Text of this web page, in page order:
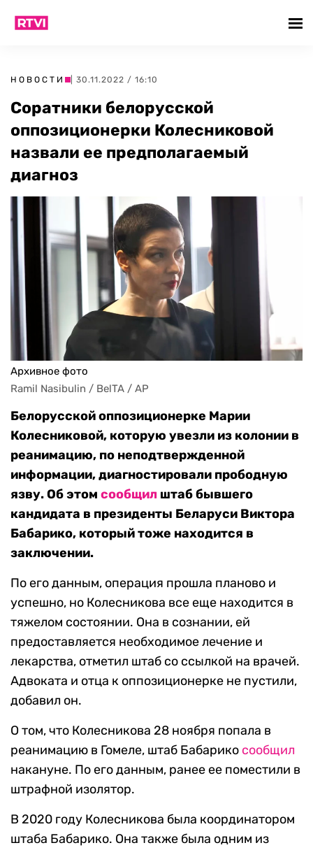
НОВОСТИ | 30.11.2022 / 16:10
Соратники белорусской
оппозиционерки Колесниковой
назвали ее предполагаемый
диагноз
Архивное фото
Ramil Nasibulin / BelTA / AP
Белорусской оппозиционерке Марии
Колесниковой, которую увезли из колонии в
реанимацию, по неподтвержденной
информации, диагностировали прободную
язву. Об этом сообщил штаб бывшего
кандидата в президенты Беларуси Виктора
Бабарико, который тоже находится в
заключении.
По его данным, операция прошла планово и
успешно, но Колесникова все еще находится в
тяжелом состоянии. Она в сознании, ей
предоставляется необходимое лечение и
лекарства, отметил штаб со ссылкой на врачей.
Адвоката и отца к оппозиционерке не пустили,
добавил он.
О том, что Колесникова 28 ноября попала в
реанимацию в Гомеле, штаб Бабарико сообщил
накануне. По его данным, ранее ее поместили в
штрафной изолятор.
В 2020 году Колесникова была координатором
штаба Бабарико. Она также была одним из